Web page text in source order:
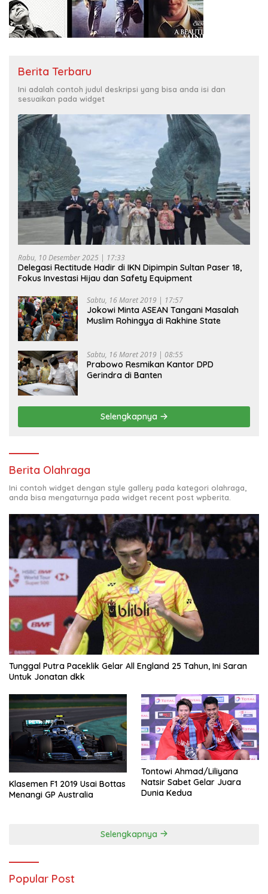
Berita Terbaru
Ini adalah contoh judul deskripsi yang bisa anda isi dan
sesuaikan pada widget
Rabu, 10 Desember 2025 | 17:33
Delegasi Rectitude Hadir di IKN Dipimpin Sultan Paser 18,
Fokus Investasi Hijau dan Safety Equipment
Sabtu, 16 Maret 2019 | 17:57
Jokowi Minta ASEAN Tangani Masalah
Muslim Rohingya di Rakhine State
Sabtu, 16 Maret 2019 | 08:55
Prabowo Resmikan Kantor DPD
Gerindra di Banten
Selengkapnya
Berita Olahraga
Ini contoh widget dengan style gallery pada kategori olahraga,
anda bisa mengaturnya pada widget recent post wpberita.
Tunggal Putra Paceklik Gelar All England 25 Tahun, Ini Saran
Untuk Jonatan dkk
Klasemen F1 2019 Usai Bottas
Menangi GP Australia
Tontowi Ahmad/Liliyana
Natsir Sabet Gelar Juara
Dunia Kedua
Selengkapnya
Popular Post